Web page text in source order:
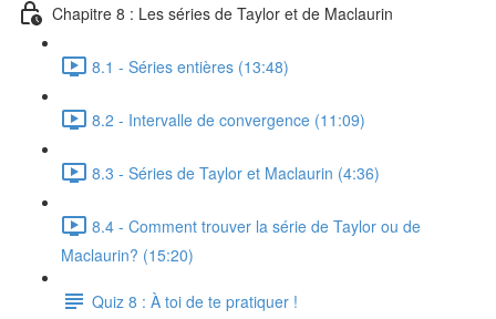
Chapitre 8 : Les séries de Taylor et de Maclaurin
8.1 - Séries entières (13:48)
8.2 - Intervalle de convergence (11:09)
8.3 - Séries de Taylor et Maclaurin (4:36)
8.4 - Comment trouver la série de Taylor ou de
Maclaurin? (15:20)
Quiz 8 : À toi de te pratiquer !